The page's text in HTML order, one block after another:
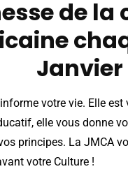
de la
Janvier
votre vie. Elle est
elle vous donne
principes. La JMCA
votre Culture !